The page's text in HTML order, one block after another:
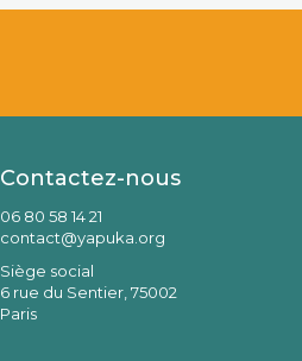
Contactez-nous
06 80 58 14 21
contact@yapuka.org
Siège social
6 rue du Sentier, 75002
Paris